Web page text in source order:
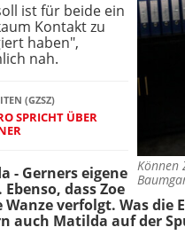
Können
ist für beide ein
Kontakt zu
haben",
nah.
(GZSZ)
SPRICHT ÜBER
- Gerners eigene
. Ebenso, dass Zoe
Wanze verfolgt. Was
auch Matilda auf der